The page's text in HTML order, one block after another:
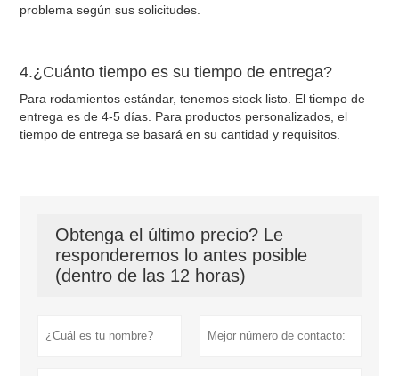
problema según sus solicitudes.
4.¿Cuánto tiempo es su tiempo de entrega?
Para rodamientos estándar, tenemos stock listo. El tiempo de
entrega es de 4-5 días. Para productos personalizados, el
tiempo de entrega se basará en su cantidad y requisitos.
Obtenga el último precio? Le
responderemos lo antes posible
(dentro de las 12 horas)